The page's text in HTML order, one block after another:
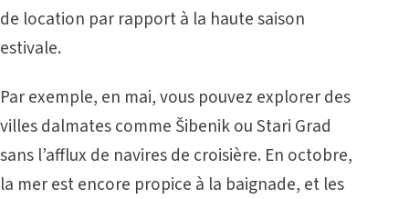
de location par rapport à la haute saison
estivale.
Par exemple, en mai, vous pouvez explorer des
villes dalmates comme Šibenik ou Stari Grad
sans l’afflux de navires de croisière. En octobre,
la mer est encore propice à la baignade, et les